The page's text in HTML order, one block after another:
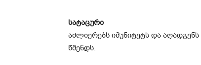
სატაცური
აძლიერებს იმუნიტეტს და
წმენდს.